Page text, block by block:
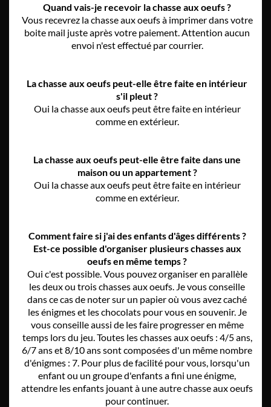
Quand vais-je recevoir la chasse aux oeufs ?
Vous recevrez la chasse aux oeufs à imprimer dans votre
boite mail juste après votre paiement. Attention aucun
envoi n'est effectué par courrier.
La chasse aux oeufs peut-elle être faite en intérieur
s'il pleut ?
Oui la chasse aux oeufs peut être faite en intérieur
comme en extérieur.
La chasse aux oeufs peut-elle être faite dans une
maison ou un appartement ?
Oui la chasse aux oeufs peut être faite en intérieur
comme en extérieur.
Comment faire si j'ai des enfants d'âges différents ?
Est-ce possible d'organiser plusieurs chasses aux
oeufs en même temps ?
Oui c'est possible. Vous pouvez organiser en parallèle
les deux ou trois chasses aux oeufs. Je vous conseille
dans ce cas de noter sur un papier où vous avez caché
les énigmes et les chocolats pour vous en souvenir. Je
vous conseille aussi de les faire progresser en même
temps lors du jeu. Toutes les chasses aux oeufs : 4/5 ans,
6/7 ans et 8/10 ans sont composées d'un même nombre
d'énigmes : 7. Pour plus de facilité pour vous, lorsqu'un
enfant ou un groupe d'enfants a fini une énigme,
attendre les enfants jouant à une autre chasse aux oeufs
pour continuer.